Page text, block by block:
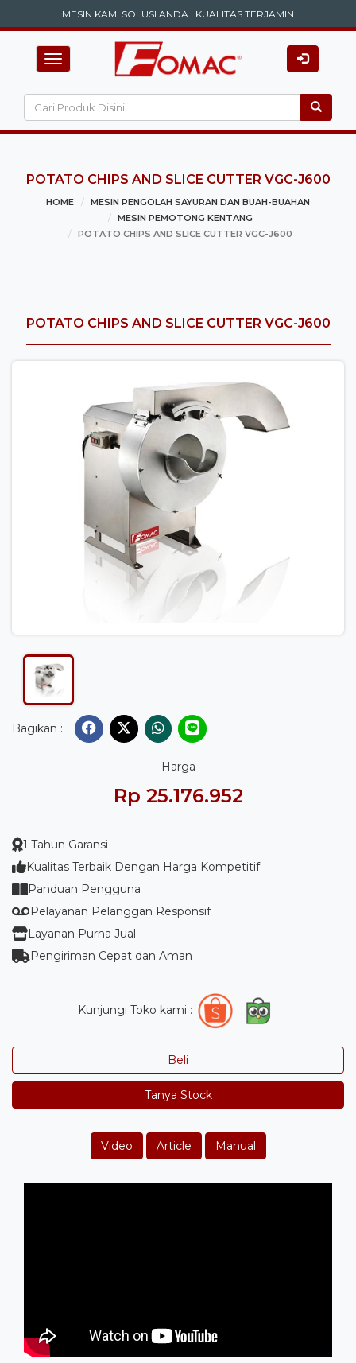
MESIN KAMI SOLUSI ANDA | KUALITAS TERJAMIN
Toggle navigation
POTATO CHIPS AND SLICE CUTTER VGC-J600
HOME
MESIN PENGOLAH SAYURAN DAN BUAH-BUAHAN
MESIN PEMOTONG KENTANG
POTATO CHIPS AND SLICE CUTTER VGC-J600
POTATO CHIPS AND SLICE CUTTER VGC-J600
Bagikan :
Harga
Rp 25.176.952
1 Tahun Garansi
Kualitas Terbaik Dengan Harga Kompetitif
Panduan Pengguna
Pelayanan Pelanggan Responsif
Layanan Purna Jual
Pengiriman Cepat dan Aman
Kunjungi Toko kami :
Beli
Tanya Stock
Video Article Manual